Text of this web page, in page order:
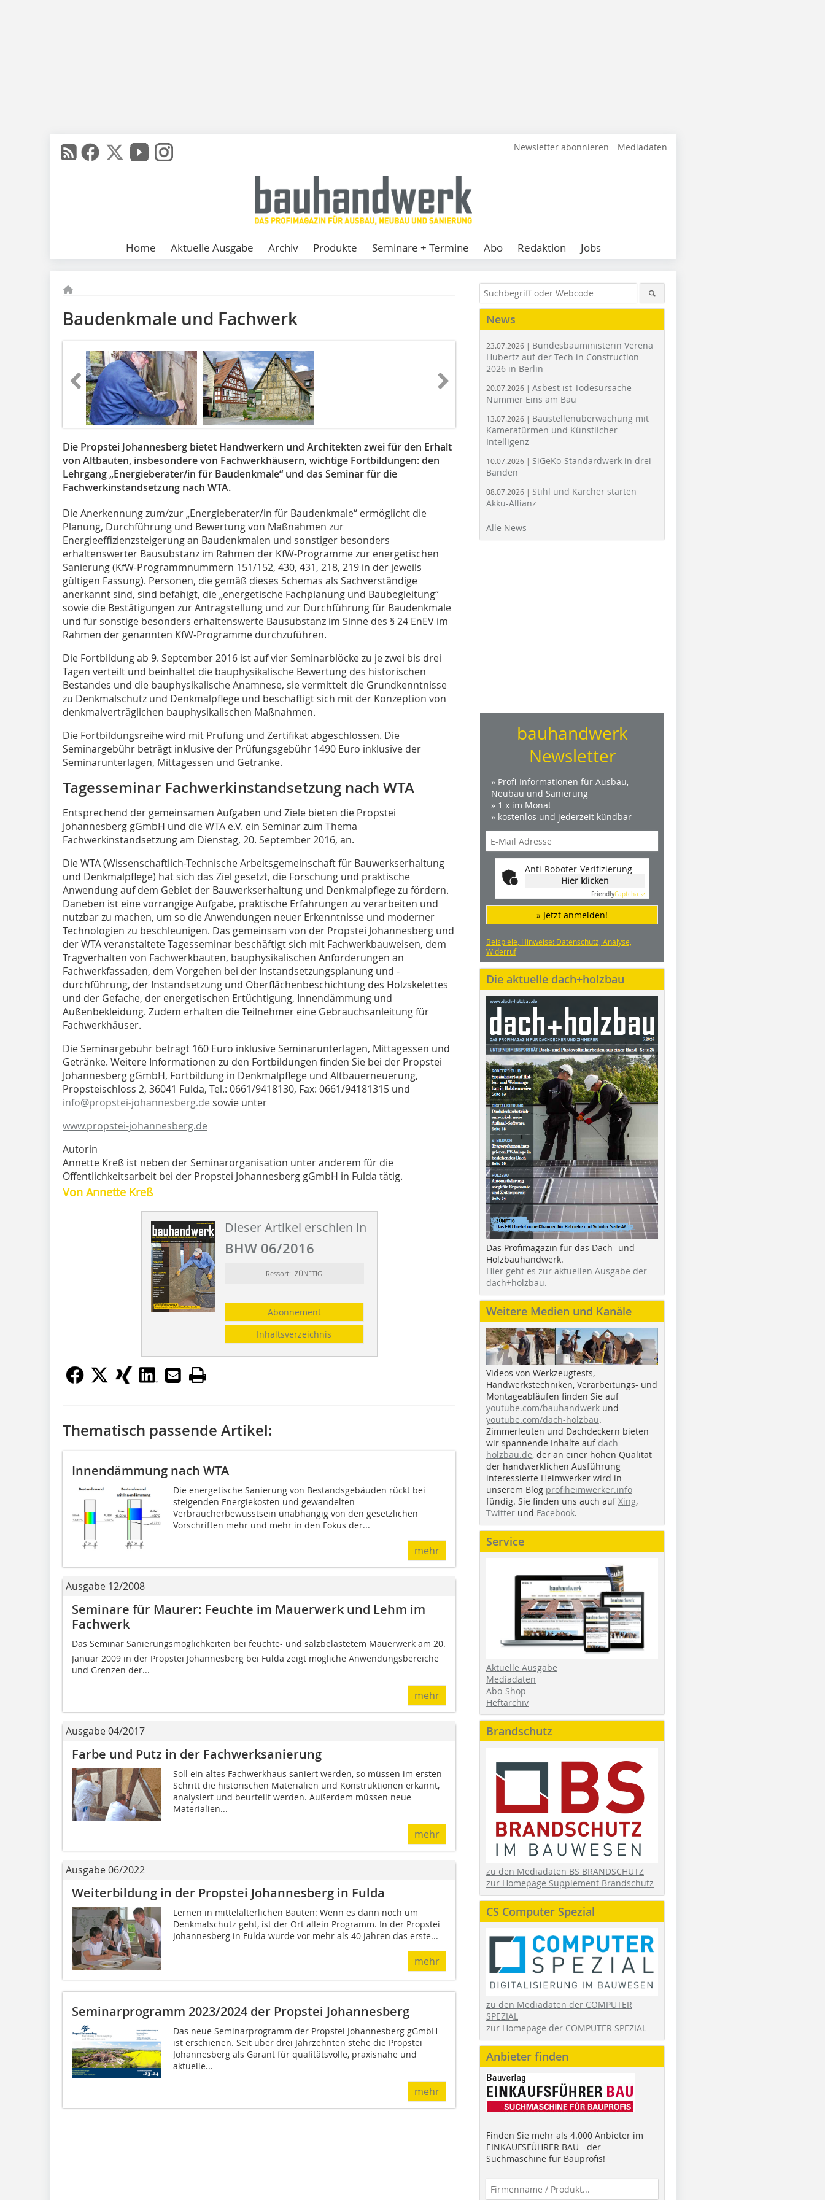
Newsletter abonnieren Mediadaten
Home Aktuelle Ausgabe Archiv Produkte Seminare + Termine Abo Redaktion Jobs
Baudenkmale und Fachwerk
Die Propstei Johannesberg bietet Handwerkern und Architekten zwei für den Erhalt
von Altbauten, insbesondere von Fachwerkhäusern, wichtige Fortbildungen: den
Lehrgang „Energieberater/in für Baudenkmale“ und das Seminar für die
Fachwerkinstandsetzung nach WTA.
Die Anerkennung zum/zur „Energieberater/in für Baudenkmale“ ermöglicht die
Planung, Durchführung und Bewertung von Maßnahmen zur
Energieeffizienzsteigerung an Baudenkmalen und sonstiger besonders
erhaltenswerter Bausubstanz im Rahmen der KfW-Programme zur energetischen
Sanierung (KfW-Programmnummern 151/152, 430, 431, 218, 219 in der jeweils
gültigen Fassung). Personen, die gemäß dieses Schemas als Sachverständige
anerkannt sind, sind befähigt, die „energetische Fachplanung und Baubegleitung“
sowie die Bestätigungen zur Antragstellung und zur Durchführung für Baudenkmale
und für sonstige besonders erhaltenswerte Bausubstanz im Sinne des § 24 EnEV im
Rahmen der genannten KfW-Programme durchzuführen.
Die Fortbildung ab 9. September 2016 ist auf vier Seminarblöcke zu je zwei bis drei
Tagen verteilt und beinhaltet die bauphysikalische Bewertung des historischen
Bestandes und die bauphysikalische Anamnese, sie vermittelt die Grundkenntnisse
zu Denkmalschutz und Denkmalpflege und beschäftigt sich mit der Konzeption von
denkmalverträglichen bauphysikalischen Maßnahmen.
Die Fortbildungsreihe wird mit Prüfung und Zertifikat abgeschlossen. Die
Seminargebühr beträgt inklusive der Prüfungsgebühr 1490 Euro inklusive der
Seminarunterlagen, Mittagessen und Getränke.
Tagesseminar Fachwerkinstandsetzung nach WTA
Entsprechend der gemeinsamen Aufgaben und Ziele bieten die Propstei
Johannesberg gGmbH und die WTA e.V. ein Seminar zum Thema
Fachwerkinstandsetzung am Dienstag, 20. September 2016, an.
Die WTA (Wissenschaftlich-Technische Arbeitsgemeinschaft für Bauwerkserhaltung
und Denkmalpflege) hat sich das Ziel gesetzt, die Forschung und praktische
Anwendung auf dem Gebiet der Bauwerkserhaltung und Denkmalpflege zu fördern.
Daneben ist eine vorrangige Aufgabe, praktische Erfahrungen zu verarbeiten und
nutzbar zu machen, um so die Anwendungen neuer Erkenntnisse und moderner
Technologien zu beschleunigen. Das gemeinsam von der Propstei Johannesberg und
der WTA veranstaltete Tagesseminar beschäftigt sich mit Fachwerkbauweisen, dem
Tragverhalten von Fachwerkbauten, bauphysikalischen Anforderungen an
Fachwerkfassaden, dem Vorgehen bei der Instandsetzungsplanung und -
durchführung, der Instandsetzung und Oberflächenbeschichtung des Holzskelettes
und der Gefache, der energetischen Ertüchtigung, Innendämmung und
Außenbekleidung. Zudem erhalten die Teilnehmer eine Gebrauchsanleitung für
Fachwerkhäuser.
Die Seminargebühr beträgt 160 Euro inklusive Seminarunterlagen, Mittagessen und
Getränke. Weitere Informationen zu den Fortbildungen finden Sie bei der Propstei
Johannesberg gGmbH, Fortbildung in Denkmalpflege und Altbauerneuerung,
Propsteischloss 2, 36041 Fulda, Tel.: 0661/9418130, Fax: 0661/94181315 und
info@propstei-johannesberg.de sowie unter
www.propstei-johannesberg.de
Autorin
Annette Kreß ist neben der Seminarorganisation unter anderem für die
Öffentlichkeitsarbeit bei der Propstei Johannesberg gGmbH in Fulda tätig.
Von Annette Kreß
Dieser Artikel erschien in
BHW 06/2016
Ressort: ZÜNFTIG
Abonnement
Inhaltsverzeichnis
Thematisch passende Artikel:
Innendämmung nach WTA
Die energetische Sanierung von Bestandsgebäuden rückt bei
steigenden Energiekosten und gewandelten
Verbraucherbewusstsein unabhängig von den gesetzlichen
Vorschriften mehr und mehr in den Fokus der...
mehr
Ausgabe 12/2008
Seminare für Maurer: Feuchte im Mauerwerk und Lehm im
Fachwerk
Das Seminar Sanierungsmög­lichkeiten bei feuchte- und salz­belastetem Mauerwerk am 20.
Januar 2009 in der Propstei Johannesberg bei Fulda zeigt mögliche Anwendungsbereiche
und Grenzen der...
mehr
Ausgabe 04/2017
Farbe und Putz in der Fachwerksanierung
Soll ein altes Fachwerkhaus saniert werden, so müssen im ersten
Schritt die historischen Materialien und Konstruktionen erkannt,
analysiert und beurteilt werden. Außerdem müssen neue
Materialien...
mehr
Ausgabe 06/2022
Weiterbildung in der Propstei Johannesberg in Fulda
Lernen in mittelalterlichen Bauten: Wenn es dann noch um
Denkmalschutz geht, ist der Ort allein Programm. In der Propstei
Johannesberg in Fulda wurde vor mehr als 40 Jahren das erste...
mehr
Seminarprogramm 2023/2024 der Propstei Johannesberg
Das neue Seminarprogramm der Propstei Johannesberg gGmbH
ist erschienen. Seit über drei Jahrzehnten stehe die Propstei
Johannesberg als Garant für qualitätsvolle, praxisnahe und
aktuelle...
mehr
News
23.07.2026 | Bundesbauministerin Verena
Hubertz auf der Tech in Construction
2026 in Berlin
20.07.2026 | Asbest ist Todesursache
Nummer Eins am Bau
13.07.2026 | Baustellenüberwachung mit
Kameratürmen und Künstlicher
Intelligenz
10.07.2026 | SiGeKo-Standardwerk in drei
Bänden
08.07.2026 | Stihl und Kärcher starten
Akku-Allianz
Alle News
bauhandwerk
Newsletter
» Profi-Informationen für Ausbau,
Neubau und Sanierung
» 1 x im Monat
» kostenlos und jederzeit kündbar
Anti-Roboter-Verifizierung
Hier klicken
FriendlyCaptcha ⇗
» Jetzt anmelden!
Beispiele, Hinweise: Datenschutz, Analyse,
Widerruf
Die aktuelle dach+holzbau
Das Profimagazin für das Dach- und
Holzbauhandwerk.
Hier geht es zur aktuellen Ausgabe der
dach+holzbau.
Weitere Medien und Kanäle
Videos von Werkzeugtests,
Handwerkstechniken, Verarbeitungs- und
Montageabläufen finden Sie auf
youtube.com/bauhandwerk und
youtube.com/dach-holzbau.
Zimmerleuten und Dachdeckern bieten
wir spannende Inhalte auf dach-
holzbau.de, der an einer hohen Qualität
der handwerklichen Ausführung
interessierte Heimwerker wird in
unserem Blog profiheimwerker.info
fündig. Sie finden uns auch aufXing,
Twitter und Facebook.
Service
Aktuelle Ausgabe
Mediadaten
Abo-Shop
Heftarchiv
Brandschutz
zu den Mediadaten BS BRANDSCHUTZ
zur Homepage Supplement Brandschutz
CS Computer Spezial
zu den Mediadaten der COMPUTER
SPEZIAL
zur Homepage der COMPUTER SPEZIAL
Anbieter finden
Finden Sie mehr als 4.000 Anbieter im
EINKAUFSFÜHRER BAU - der
Suchmaschine für Bauprofis!